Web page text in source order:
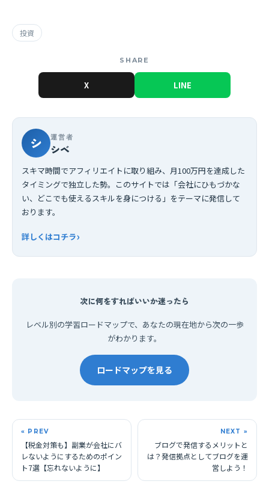
投資
SHARE
X LINE
シ 運営者
シベ
スキマ時間でアフィリエイトに取り組み、月100万円を達成した
タイミングで独立した勢。このサイトでは「会社にひもづかな
い、どこでも使えるスキルを身につける」をテーマに発信して
おります。
詳しくはコチラ›
次に何をすればいいか迷ったら
レベル別の学習ロードマップで、あなたの現在地から次の一歩
がわかります。
ロードマップを見る
« PREV
【税金対策も】副業が会社にバ
レないようにするためのポイン
ト7選【忘れないように】
NEXT »
ブログで発信するメリットと
は？発信拠点としてブログを運
営しよう！